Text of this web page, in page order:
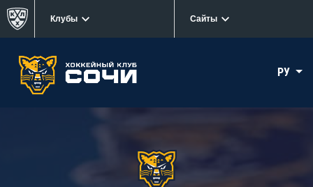
Клубы Сайты
РУ